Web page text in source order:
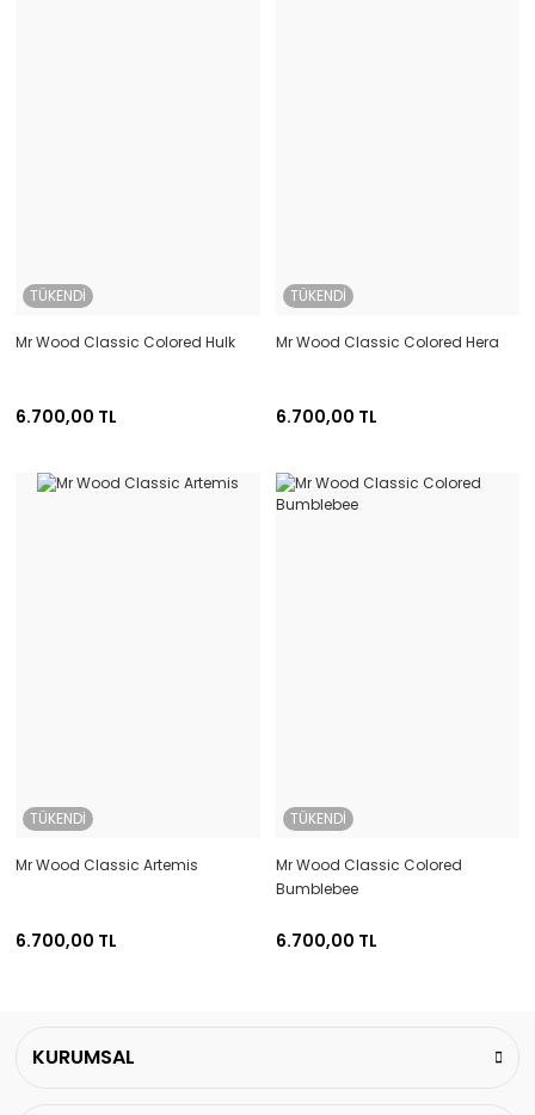
TÜKENDİ
Mr Wood Classic Colored Hulk
6.700,00 TL
TÜKENDİ
Mr Wood Classic Colored Hera
6.700,00 TL
TÜKENDİ
Mr Wood Classic Artemis
6.700,00 TL
TÜKENDİ
Mr Wood Classic Colored
Bumblebee
6.700,00 TL
KURUMSAL